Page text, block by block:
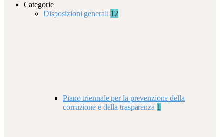
Categorie
Disposizioni generali 12
Piano triennale per la prevenzione della
corruzione e della trasparenza 1